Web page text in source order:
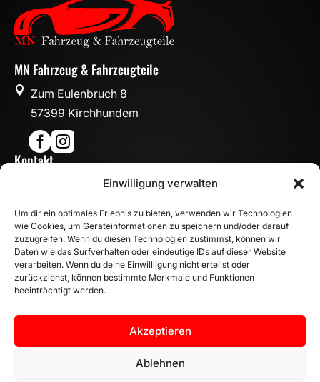
Einwilligung verwalten
Um dir ein optimales Erlebnis zu bieten, verwenden wir Technologien
wie Cookies, um Geräteinformationen zu speichern und/oder darauf
zuzugreifen. Wenn du diesen Technologien zustimmst, können wir
Daten wie das Surfverhalten oder eindeutige IDs auf dieser Website
verarbeiten. Wenn du deine Einwillligung nicht erteilst oder
zurückziehst, können bestimmte Merkmale und Funktionen
beeinträchtigt werden.
Akzeptieren
Ablehnen
MN Fahrzeug & Fahrzeugteile

Zum Eulenbruch 8
57399 Kirchhundem

Kontakt
info@mn-fahrzeugteile.de
 WhatsApp
Öffnungszeiten
 Mo - Fr: 8:00 – 17:00 Uhr
Sa: 10:00 – 14:00 Uhr
INFORMATION
Zahlungsarten
Versandinformationen
Widerrufsbelehrung